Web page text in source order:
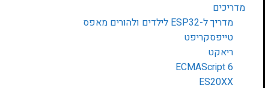
מדריכים
מדריך ל-ESP32 לילדים ולהורים מאפס
טייפסקריפט
ריאקט
ECMAScript 6
ES20XX